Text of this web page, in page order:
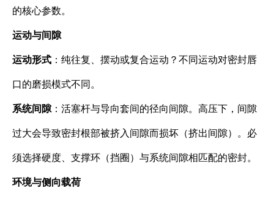
的核心参数。
运动与间隙
运动形式 ：纯往复、摆动或复合运动？不同运动对密封唇
口的磨损模式不同。
系统间隙：活塞杆与导向套间的径向间隙。高压下，间隙
过大会导致密封根部被挤入间隙而损坏（挤出间隙）。必
须选择硬度、支撑环（挡圈）与系统间隙相匹配的密封。
环境与侧向载荷